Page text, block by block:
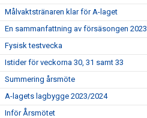
Målvaktstränaren klar för A-laget
En sammanfattning av försäsongen 2023
Fysisk testvecka
Istider för veckorna 30, 31 samt 33
Summering årsmöte
A-lagets lagbygge 2023/2024
Inför Årsmötet